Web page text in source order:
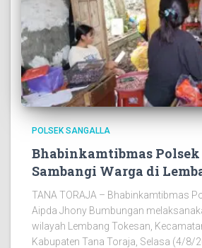
POLSEK SANGALLA
Bhabinkamtibmas
Sambangi Warga di
TANA TORAJA – Bhabinkamtibmas
Aipda Jhony Bumbungan
wilayah Lembang Tokesan,
Kabupaten Tana Toraja, Selasa (4/8/